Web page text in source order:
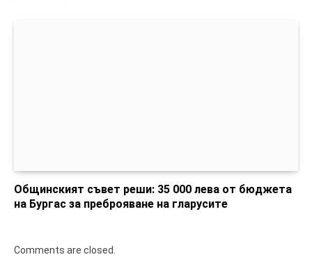
Общинският съвет реши: 35 000 лева от бюджета
на Бургас за преброяване на гларусите
Comments are closed.